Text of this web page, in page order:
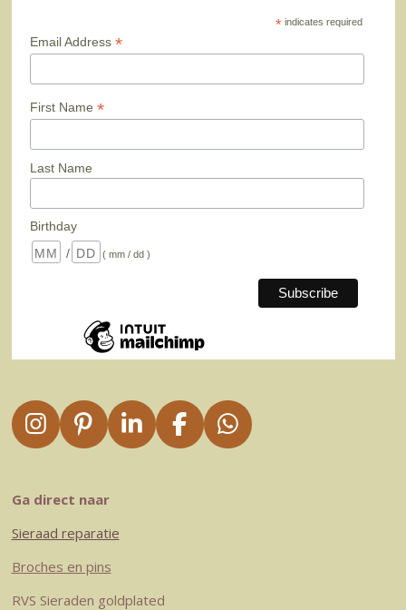
* indicates required
Email Address *
First Name *
Last Name
Birthday
/
( mm / dd )
I
n
t
a
g
r
a
P
i
t
e
r
e
s
L
i
n
F
a
W
h
Ga direct naar
Sieraad reparatie
Broches en pins
RVS Sieraden goldplated